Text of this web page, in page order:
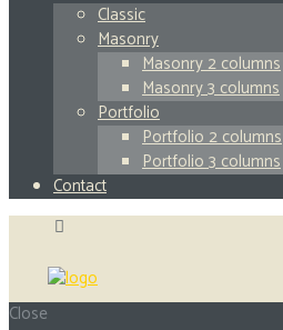
Classic
Masonry
Masonry 2 columns
Masonry 3 columns
Portfolio
Portfolio 2 columns
Portfolio 3 columns
Contact
Close